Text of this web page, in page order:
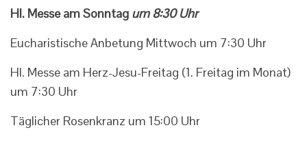
Hl. Messe am Sonntag um 8:30 Uhr
Eucharistische Anbetung Mittwoch um 7:30 Uhr
Hl. Messe am Herz-Jesu-Freitag (1. Freitag im Monat)
um 7:30 Uhr
Täglicher Rosenkranz um 15:00 Uhr